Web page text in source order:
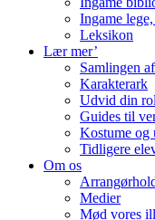
Ingame
Leksikon
Lær mer’
Samlingen
Karakterark
Udvid din
Guides til
Kostume og
Tidligere
Om os
Medier
Mød vores